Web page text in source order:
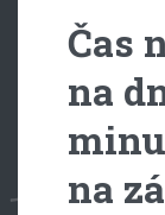
Čas
na
na